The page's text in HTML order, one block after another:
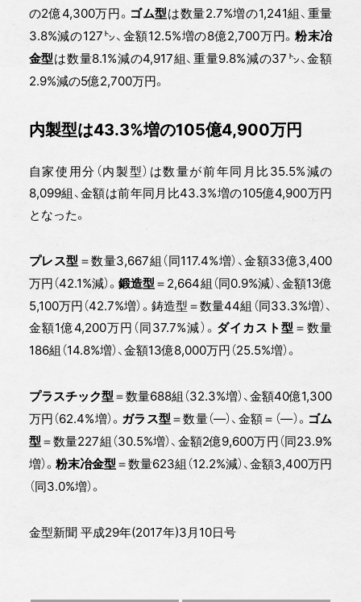
の2億4,300万円。 ゴム型は数量2.7%増の1,241組、重量
3.8%減の127㌧、金額12.5%増の8億2,700万円。 粉末冶
金型は数量8.1%減の4,917組、重量9.8%減の37㌧、金額
2.9%減の5億2,700万円。
内製型は43.3%増の105億4,900万円
自家使用分（内製型）は数量が前年同月比35.5%減の
8,099組、金額は前年同月比43.3%増の105億4,900万円
となった。
プレス型 ＝数量3,667組（同117.4%増）、金額33億3,400
万円（42.1%減）。鍛造型 ＝2,664組（同0.9%減）、金額13億
5,100万円（42.7%増）。鋳造型＝数量44組（同33.3%増）、
金額1億4,200万円（同37.7%減）。 ダイカスト型 ＝数量
186組（14.8%増）、金額13億8,000万円（25.5%増）。
プラスチック型 ＝数量688組（32.3%増）、金額40億1,300
万円（62.4%増）。 ガラス型 ＝数量（―）、金額＝（―）。 ゴム
型 ＝数量227組（30.5%増）、金額2億9,600万円（同23.9%
増）。 粉末冶金型 ＝数量623組（12.2%減）、金額3,400万円
（同3.0%増）。
金型新聞 平成29年(2017年)3月10日号